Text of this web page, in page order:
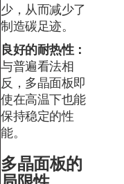
少，从而减少了
制造碳足迹。
良好的耐热性：
与普遍看法相
反，多晶面板即
使在高温下也能
保持稳定的性
能。
多晶面板的